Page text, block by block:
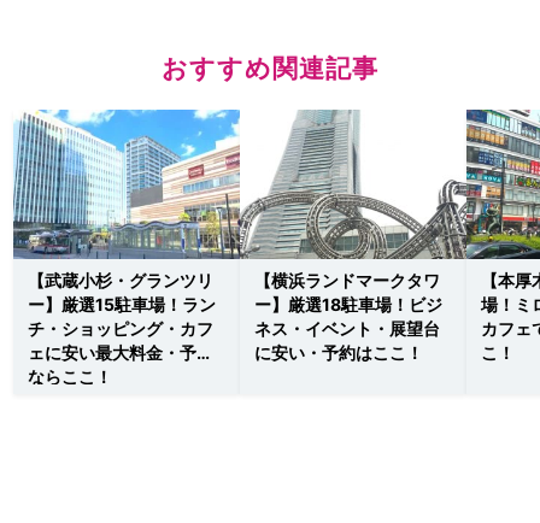
おすすめ関連記事
【武蔵小杉・グランツリ
ー】厳選15駐車場！ラン
チ・ショッピング・カフ
ェに安い最大料金・予約
ならここ！
【横浜ランドマークタワ
ー】厳選18駐車場！ビジ
ネス・イベント・展望台
に安い・予約はここ！
【本
場！ミ
カフェ
こ！